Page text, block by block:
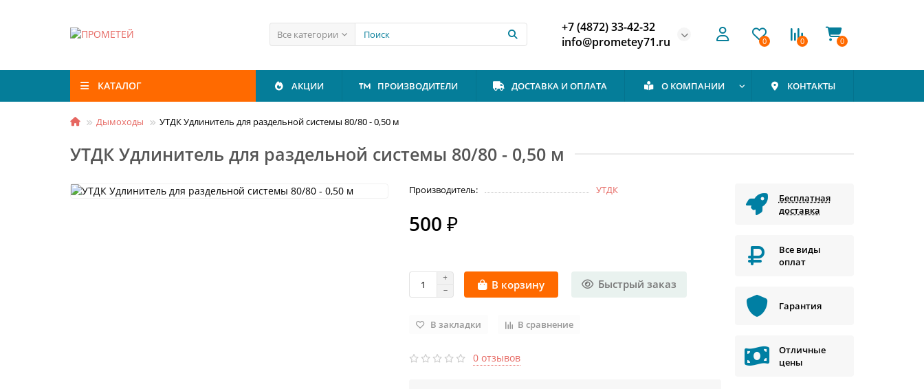
Все категории
+7 (4872) 33-42-32
info@prometey71.ru
0 0 0
КАТАЛОГ АКЦИИ ПРОИЗВОДИТЕЛИ ДОСТАВКА И ОПЛАТА О КОМПАНИИ КОНТАКТЫ
Дымоходы УТДК Удлинитель для раздельной системы 80/80 - 0,50 м
УТДК Удлинитель для раздельной системы 80/80 - 0,50 м
Производитель: УТДК
500 ₽
В корзину Быстрый заказ
В закладки В сравнение
0 отзывов
Бесплатная
доставка
Все виды
оплат
Гарантия
Отличные
цены